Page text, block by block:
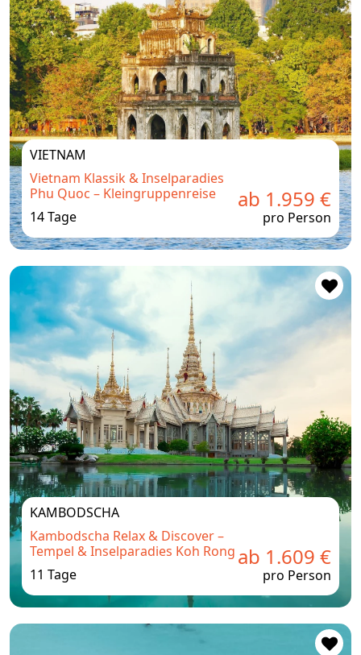
VIETNAM
Vietnam Klassik & Inselparadies
Phu Quoc – Kleingruppenreise
14 Tage
ab 1.959 €
pro Person
KAMBODSCHA
Kambodscha Relax & Discover –
Tempel & Inselparadies Koh Rong
11 Tage
ab 1.609 €
pro Person